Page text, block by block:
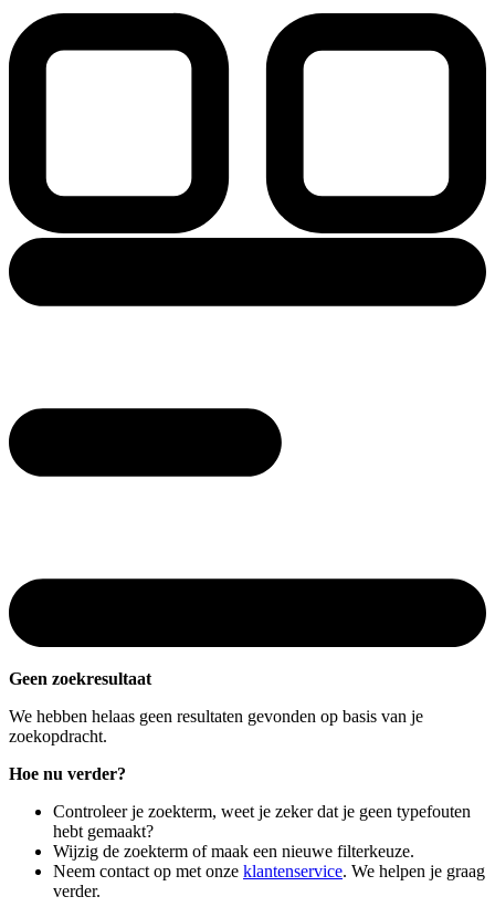
Geen zoekresultaat
We hebben helaas geen resultaten gevonden op basis van je
zoekopdracht.
Hoe nu verder?
Controleer je zoekterm, weet je zeker dat je geen typefouten
hebt gemaakt?
Wijzig de zoekterm of maak een nieuwe filterkeuze.
Neem contact op met onze klantenservice. We helpen je graag
verder.